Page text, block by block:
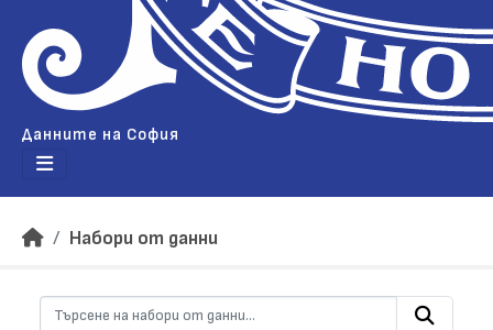
Данните на София
Набори от данни